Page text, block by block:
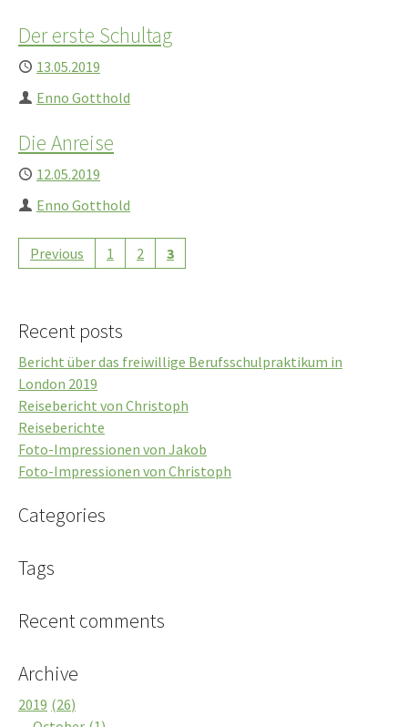
Der erste Schultag
Published
13.05.2019
Author
Enno Gotthold
Die Anreise
Published
12.05.2019
Author
Enno Gotthold
Previous 1 2 3
Recent posts
Bericht über das freiwillige Berufsschulpraktikum in
London 2019
Reisebericht von Christoph
Reiseberichte
Foto-Impressionen von Jakob
Foto-Impressionen von Christoph
Categories
Tags
Recent comments
Archive
2019 26